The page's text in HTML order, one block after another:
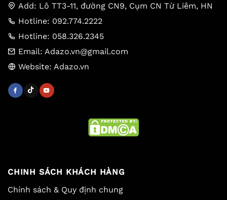
Add: Lô TT3-11, đường CN9, Cụm CN Từ Liêm, HN
Hotline: 092.774.2222
Hotline: 058.326.2345
Email: Adazo.vn@gmail.com
Website: Adazo.vn
CHINH SÁCH KHÁCH HÀNG
Chính sách & Quy định chung